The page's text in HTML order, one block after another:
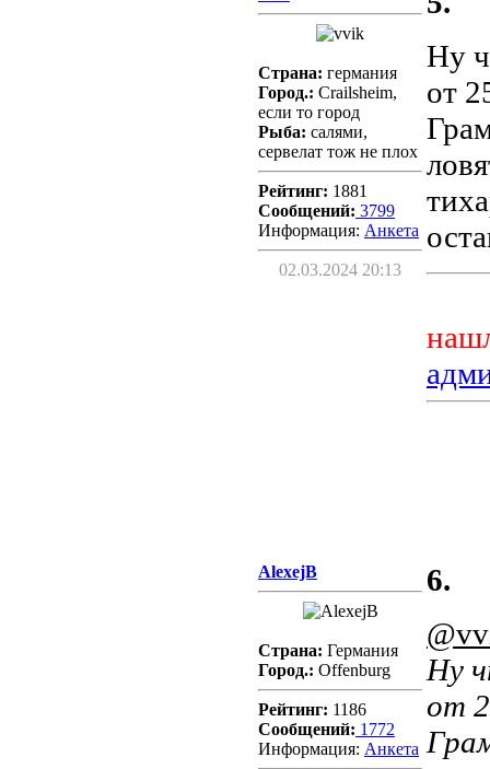
Страна: германия
Город.: Crailsheim,
если то город
Рыба: салями,
сервелат тож не плох
Рейтинг: 1881
Сообщений: 3799
Информация: Aнкета
02.03.2024 20:13
Ну
от
AlexejB
Страна: Германия
Город.: Offenburg
Рейтинг: 1186
Сообщений: 1772
Информация: Aнкета
6.
Ну
от